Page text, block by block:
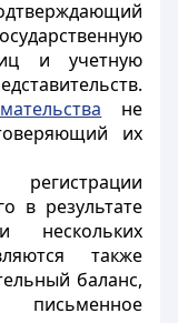
и учетную
не
их
в результате
нескольких
также
баланс,
письменное